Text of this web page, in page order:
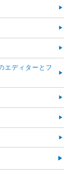
エディターとフ